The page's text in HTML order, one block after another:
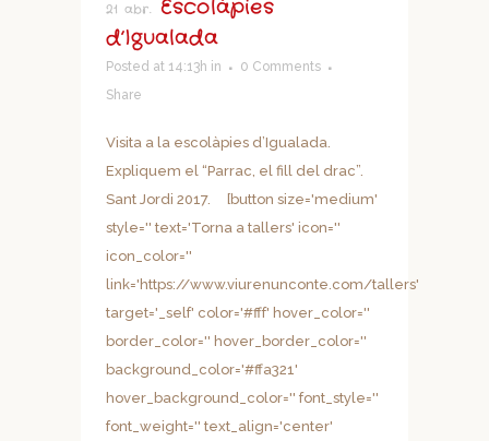
21 abr. Escolàpies
d’Igualada
Posted at 14:13h in
0 Comments
Share
Visita a la escolàpies d’Igualada.
Expliquem el “Parrac, el fill del drac”.
Sant Jordi 2017. [button size='medium'
style='' text='Torna a tallers' icon=''
icon_color=''
link='https://www.viurenunconte.com/tallers'
target='_self' color='#fff' hover_color=''
border_color='' hover_border_color=''
background_color='#ffa321'
hover_background_color='' font_style=''
font_weight='' text_align='center'